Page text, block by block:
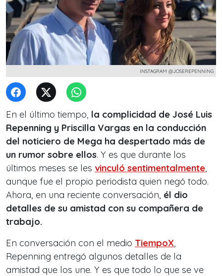
INSTAGRAM @JOSEREPENNING
En el último tiempo, la complicidad de José Luis
Repenning y Priscilla Vargas en la conducción
del noticiero de Mega ha despertado más de
un rumor sobre ellos. Y es que durante los
últimos meses se les vinculó sentimentalmente,
aunque fue el propio periodista quien negó todo.
Ahora, en una reciente conversación, él dio
detalles de su amistad con su compañera de
trabajo.
En conversación con el medio TiempoX,
Repenning entregó algunos detalles de la
amistad que los une. Y es que todo lo que se ve